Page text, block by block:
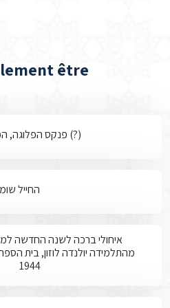
être
פנקס הפלוגה, המדבר המערבי 1942 (?)
החייל
איחולי ברכה לשנה החדשה
מהתלמידה יולנדה לוזון, בית
1944